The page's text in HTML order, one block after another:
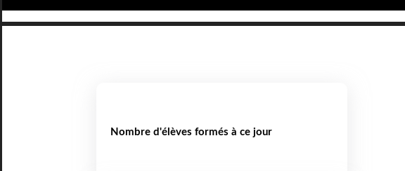
Nombre d'élèves formés à ce jour